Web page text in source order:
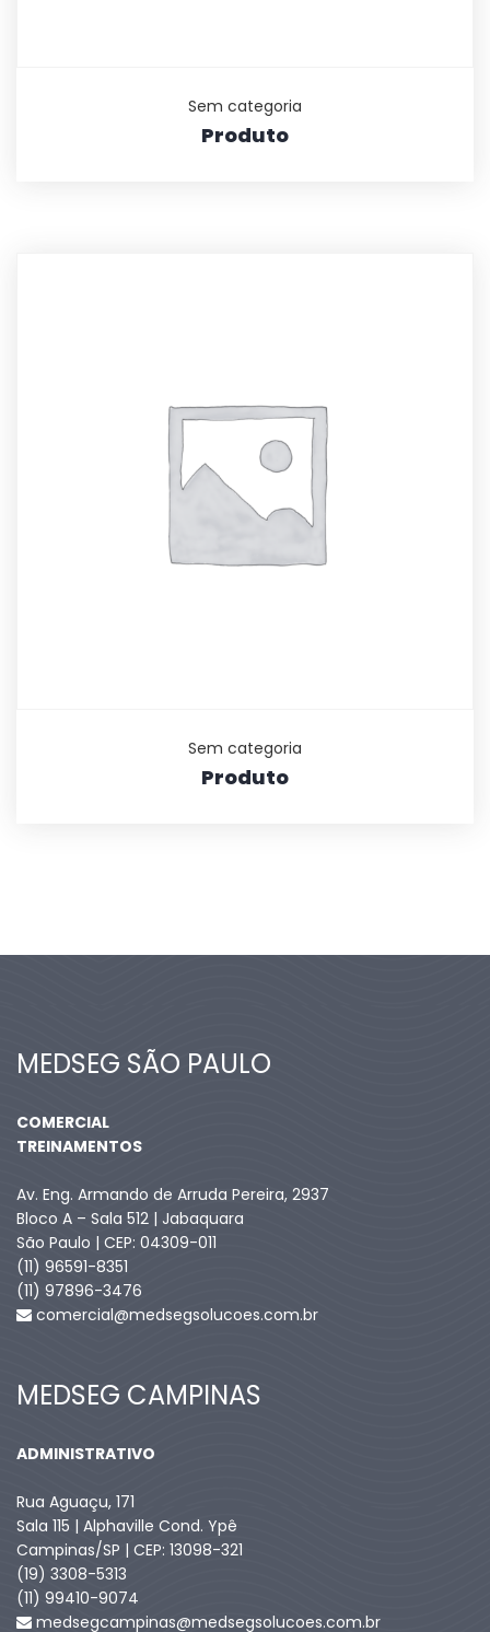
Sem categoria
Produto
Sem categoria
Produto
MEDSEG SÃO PAULO
COMERCIAL
TREINAMENTOS
Av. Eng. Armando de Arruda Pereira, 2937
Bloco A – Sala 512 | Jabaquara
São Paulo | CEP: 04309-011
(11) 96591-8351
(11) 97896-3476
comercial@medsegsolucoes.com.br
MEDSEG CAMPINAS
ADMINISTRATIVO
Rua Aguaçu, 171
Sala 115 | Alphaville Cond. Ypê
Campinas/SP | CEP: 13098-321
(19) 3308-5313
(11) 99410-9074​
medsegcampinas@medsegsolucoes.com.br